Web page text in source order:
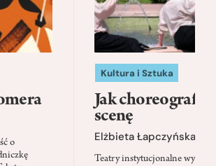
o
Kultura i Sztuka
Jak
scenę
Elżbieta Łapczyńska
Teatry instytucjonalne